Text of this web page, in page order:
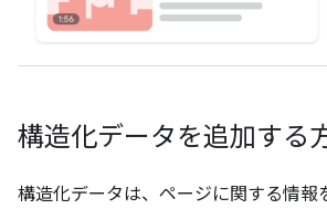
構造化データを追加する
構造化データは、ページに関する情報